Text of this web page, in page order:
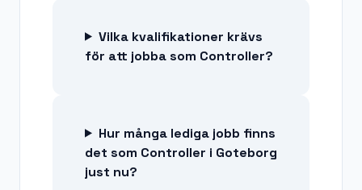
Vilka kvalifikationer krävs
för att jobba som Controller?
Hur många lediga jobb finns
det som Controller i Goteborg
just nu?